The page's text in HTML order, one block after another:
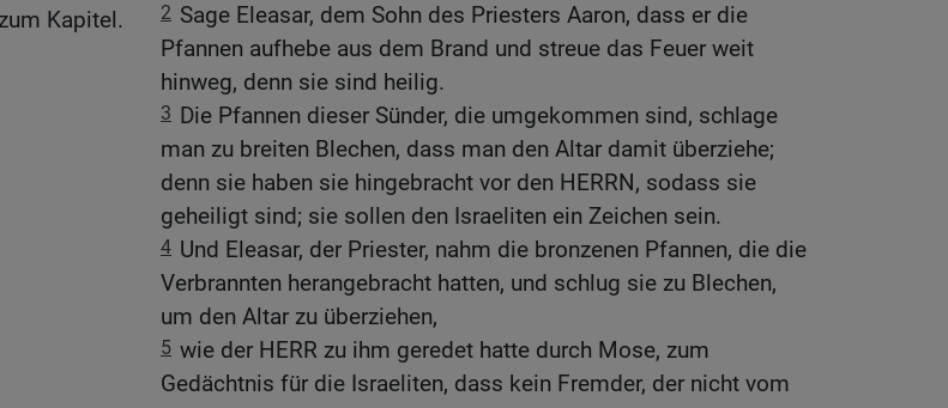
2 Sage Eleasar, dem Sohn des Priesters Aaron, dass er die
Pfannen aufhebe aus dem Brand und streue das Feuer weit
hinweg, denn sie sind heilig.
3 Die Pfannen dieser Sünder, die umgekommen sind, schlage
man zu breiten Blechen, dass man den Altar damit überziehe;
denn sie haben sie hingebracht vor den HERRN, sodass sie
geheiligt sind; sie sollen den Israeliten ein Zeichen sein.
4 Und Eleasar, der Priester, nahm die bronzenen Pfannen, die die
Verbrannten herangebracht hatten, und schlug sie zu Blechen,
um den Altar zu überziehen,
5 wie der HERR zu ihm geredet hatte durch Mose, zum
Gedächtnis für die Israeliten, dass kein Fremder, der nicht vom
Kapitel.